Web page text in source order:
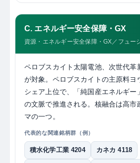
C. エネルギー安全保障・GX
資源・エネルギー安全保障・GX／フュー
ペロブスカイト太陽電池、次世代革
が対象。ペロブスカイトの主原料ヨ
シェア上位で、「純国産エネルギー
の文脈で推進される。核融合は高市
マの一つ。
代表的な関連銘柄群（例）
積水化学工業 4204 カネカ 4118